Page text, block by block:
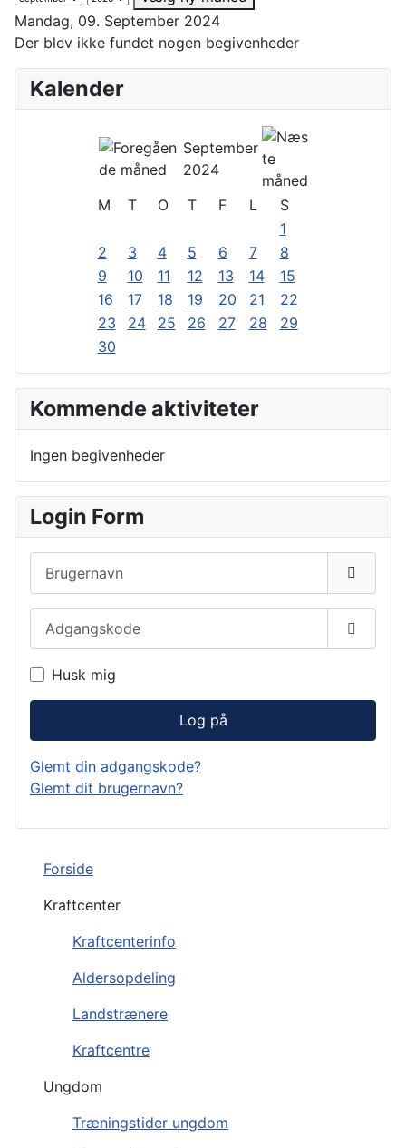
Forside
Kraftcenter
Kraftcenterinfo
Aldersopdeling
Landstrænere
Kraftcentre
Ungdom
Træningstider ungdom
Mandag, 09. September 2024
Der blev ikke fundet nogen begivenheder
Kalender
September
2024
M
T O T F L
S
1
2
3 4 5 6 7
8
9
10 11 12 13 14
15
16
17 18 19 20 21
22
23
24 25 26 27 28
29
30
Kommende aktiviteter
Ingen begivenheder
Login Form
Vis
Husk mig
Log på
Glemt din adgangskode?
Glemt dit brugernavn?